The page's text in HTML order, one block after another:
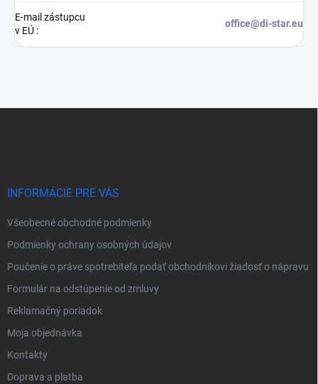
E-mail zástupcu
v EÚ :
office@di-star.eu
INFORMÁCIE PRE VÁS
Všeobecné obchodné podmienky
Podmienky ochrany osobných údajov
Poučenie o práve spotrebiteľa podať obchodníkovi žiadosť o nápravu
Formulár na odstúpenie od zmluvy
Reklamačný poriadok
Moja objednávka
Kontakty
Doprava a platba